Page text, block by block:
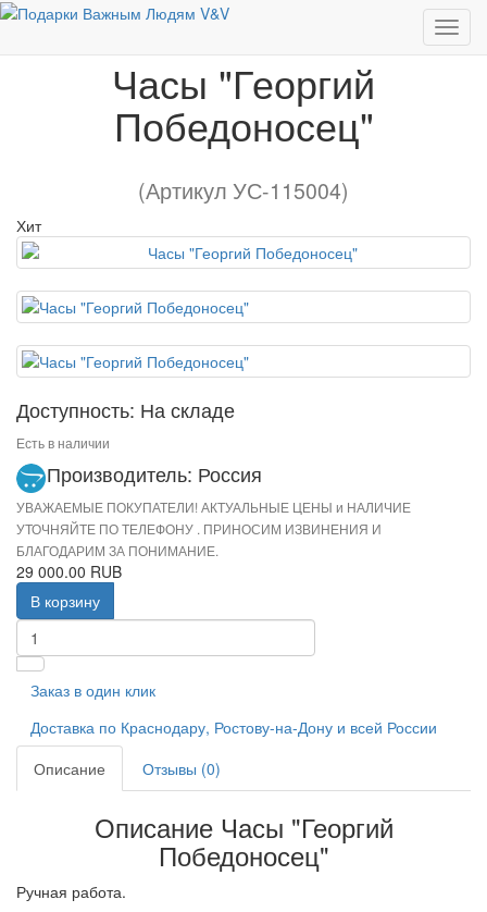
Часы "Георгий Победоносец"
Часы "Георгий
Победоносец"
(Артикул УС-115004)
Хит
Доступность: На складе
Есть в наличии
Производитель: Россия
УВАЖАЕМЫЕ ПОКУПАТЕЛИ! АКТУАЛЬНЫЕ ЦЕНЫ и НАЛИЧИЕ
УТОЧНЯЙТЕ ПО ТЕЛЕФОНУ . ПРИНОСИМ ИЗВИНЕНИЯ И
БЛАГОДАРИМ ЗА ПОНИМАНИЕ.
29 000.00 RUB
В корзину
Заказ в один клик
Доставка по Краснодару, Ростову-на-Дону и всей России
Описание
Отзывы (0)
Описание Часы "Георгий
Победоносец"
Ручная работа.